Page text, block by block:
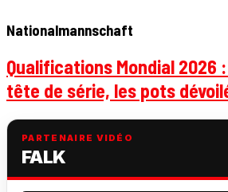
Nationalmannschaft
Qualifications Mondial 2026 :
tête de série, les pots
PARTENAIRE VIDÉO
FALK